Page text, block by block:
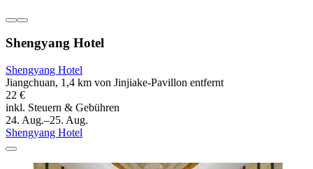
Shengyang Hotel
Shengyang Hotel
Jiangchuan, 1,4 km von Jinjiake-Pavillon entfernt
22 €
inkl. Steuern & Gebühren
24. Aug.–25. Aug.
Shengyang Hotel